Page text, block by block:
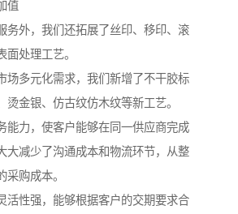
值
务外，我们还拓展了丝印、移印、滚
面处理工艺。
场多元化需求，我们新增了不干胶标
烫金银、仿古纹仿木纹等新工艺。
能力，使客户能够在同一供应商完成
大减少了沟通成本和物流环节，从整
采购成本。
活性强，能够根据客户的交期要求合